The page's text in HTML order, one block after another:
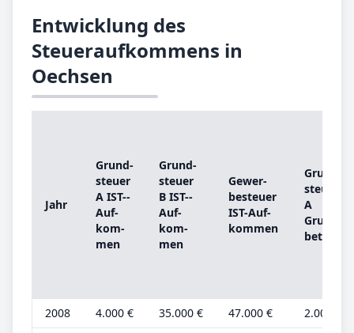
Entwicklung des
Steueraufkommens in
Oechsen
Jahr
Grund­
steu­er
A IST-­
Auf­
kom­
men
Grund­
steu­er
B IST-­
Auf­
kom­
men
Ge­wer­
be­steu­er
IST-­Auf­
kom­men
Grund­
steu­er
A
Grund­
be­trag
2008 4.000 € 35.000 € 47.000 €
2.000 €